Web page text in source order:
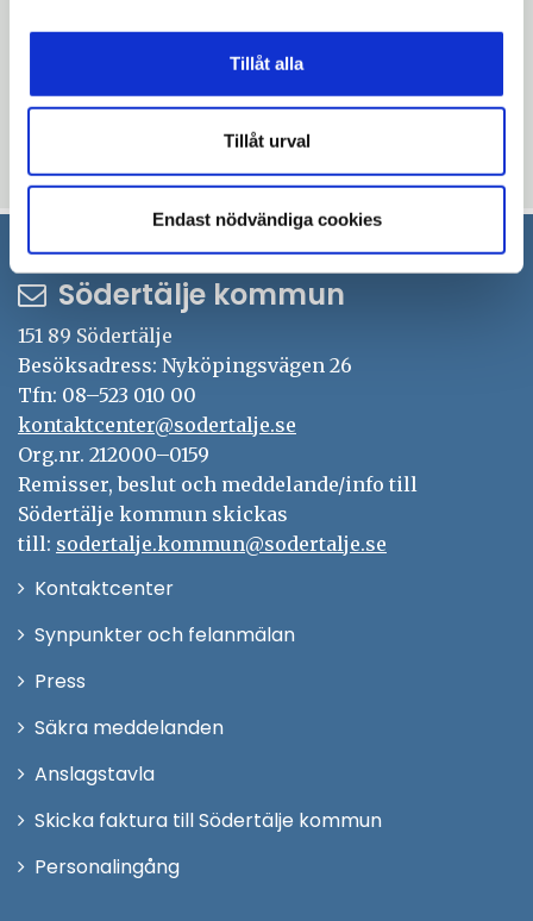
Tillåt alla
Tillåt urval
Endast nödvändiga cookies
523 019 99, peter.fredriksson@sodertalje.se
523 066 03,angelica.vallgren@sodertalje.se
Uppdaterad: 2018-02-16
Södertälje kommun
151 89 Södertälje
Besöksadress: Nyköpingsvägen 26
Tfn: 08–523 010 00
kontaktcenter@sodertalje.se
Org.nr. 212000–0159
Remisser, beslut och meddelande/info till
Södertälje kommun skickas
till: sodertalje.kommun@sodertalje.se
KontaktcenterÖppna
Synpunkter och felanmälan
Press
fönster
Säkra meddelanden
Anslagstavla
Skicka faktura till Södertälje kommun
PersonalingångÖppna